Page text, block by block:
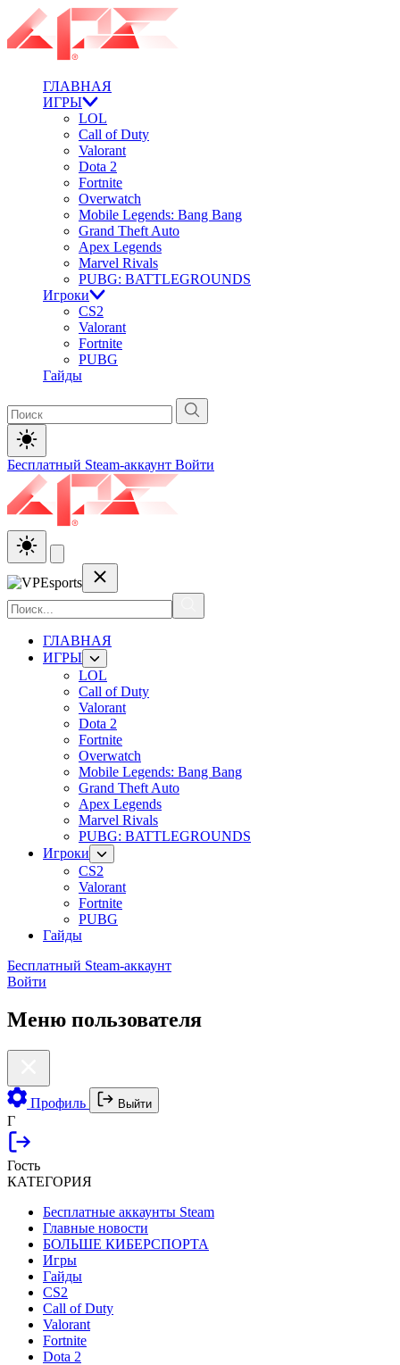
ГЛАВНАЯ
ИГРЫ
LOL
Call of Duty
Valorant
Dota 2
Fortnite
Overwatch
Mobile Legends: Bang Bang
Grand Theft Auto
Apex Legends
Marvel Rivals
PUBG: BATTLEGROUNDS
Игроки
CS2
Valorant
Fortnite
PUBG
Гайды
Бесплатный Steam-аккаунт Войти
ГЛАВНАЯ
ИГРЫ
LOL
Call of Duty
Valorant
Dota 2
Fortnite
Overwatch
Mobile Legends: Bang Bang
Grand Theft Auto
Apex Legends
Marvel Rivals
PUBG: BATTLEGROUNDS
Игроки
CS2
Valorant
Fortnite
PUBG
Гайды
Бесплатный Steam-аккаунт
Войти
Меню пользователя
Профиль Выйти
Г
Гость
КАТЕГОРИЯ
Бесплатные аккаунты Steam
Главные новости
БОЛЬШЕ КИБЕРСПОРТА
Игры
Гайды
CS2
Call of Duty
Valorant
Fortnite
Dota 2